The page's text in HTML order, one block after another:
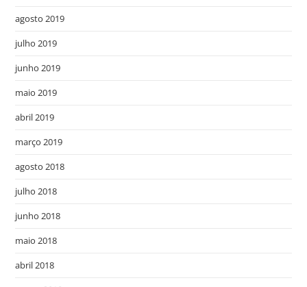
agosto 2019
julho 2019
junho 2019
maio 2019
abril 2019
março 2019
agosto 2018
julho 2018
junho 2018
maio 2018
abril 2018